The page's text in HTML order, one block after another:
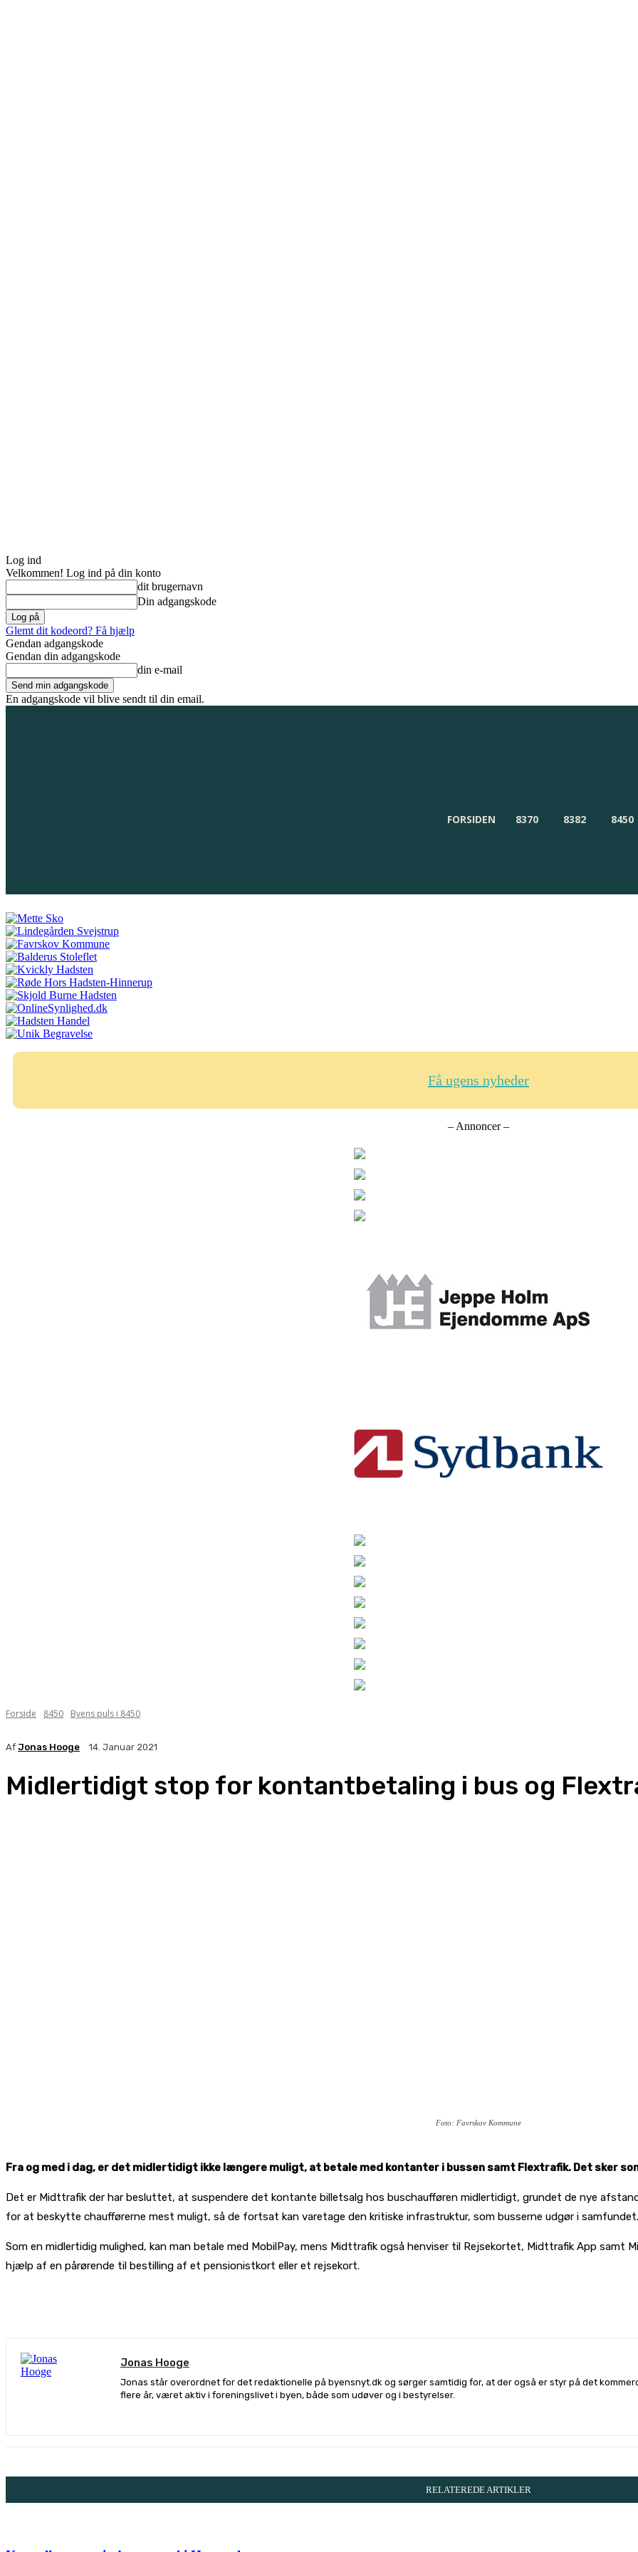
Log ind
Velkommen! Log ind på din konto
dit brugernavn
Din adgangskode
Glemt dit kodeord? Få hjælp
Gendan adgangskode
Gendan din adgangskode
din e-mail
En adgangskode vil blive sendt til din email.
FORSIDEN 8370 8382 8450
Få ugens nyheder
– Annoncer –
Forside 8450 Byens puls i 8450
Af Jonas Hooge 14. Januar 2021
Midlertidigt stop for kontantbetaling i bus og
Foto: Favrskov Kommune
Fra og med i dag, er det midlertidigt ikke længere muligt, at betale med kontanter i bussen samt Flextrafik. Det sker
Det er Midttrafik der har besluttet, at suspendere det kontante billetsalg hos buschaufføren midlertidigt, grundet de nye
for at beskytte chaufførerne mest muligt, så de fortsat kan varetage den kritiske infrastruktur, som busserne udgør i
Som en midlertidig mulighed, kan man betale med MobilPay, mens Midttrafik også henviser til Rejsekortet, Midttrafik App
hjælp af en pårørende til bestilling af et pensionistkort eller et rejsekort.
Jonas Hooge
Jonas står overordnet for det redaktionelle på byensnyt.dk og sørger samtidig for, at der også er styr på det
flere år, været aktiv i foreningslivet i byen, både som udøver og i bestyrelser.
RELATEREDE ARTIKLER